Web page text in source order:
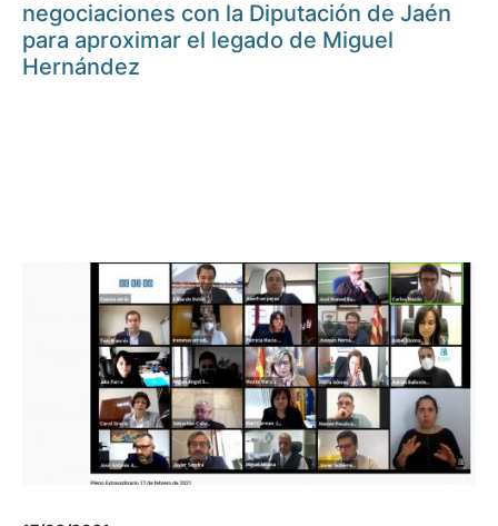
negociaciones con la Diputación de Jaén
para aproximar el legado de Miguel
Hernández